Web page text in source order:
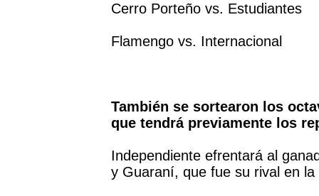
Cerro Porteño vs. Estudiantes
Flamengo vs. Internacional
También se sortearon los
que tendrá previamente los
Independiente efrentará al
y Guaraní, que fue su rival en